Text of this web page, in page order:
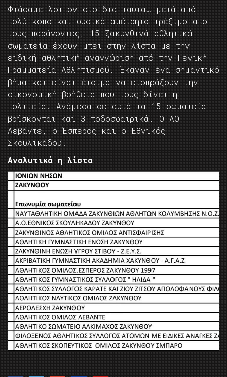
Φτάσαμε λοιπόν στο δια ταύτα… μετά από
πολύ κόπο και φυσικά αμέτρητο τρέξιμο από
τους παράγοντες, 15 ζακυνθινά αθλητικά
σωματεία έχουν μπει στην λίστα με την
ειδική αθλητική αναγνώριση από την Γενική
Γραμματεία Αθλητισμού. Έκαναν ένα σημαντικό
βήμα και είναι έτοιμα να εισπράξουν την
οικονομική βοήθεια που τους δίνει η
πολιτεία. Ανάμεσα σε αυτά τα 15 σωματεία
βρίσκονται και 3 ποδοσφαιρικά. Ο ΑΟ
Λεβάντε, ο Έσπερος και ο Εθνικός
Σκουλικάδου.
Αναλυτικά η λίστα